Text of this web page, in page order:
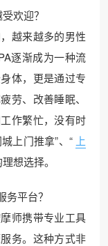
欢迎？
越来越多的男性
逐渐成为一种流
体，更是通过专
劳、改善睡眠、
作繁忙，没有时
上门推拿”、“ 上
想选择。
平台？
师携带专业工具
务。这种方式非